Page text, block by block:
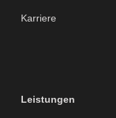
Karriere
Leistungen